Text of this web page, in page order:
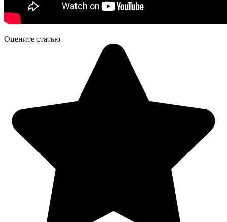
Оцените статью